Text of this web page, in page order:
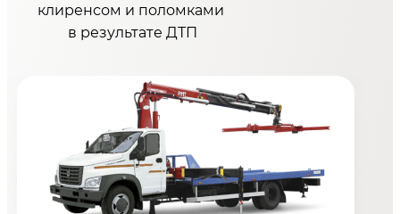
клиренсом и поломками
в результате ДТП